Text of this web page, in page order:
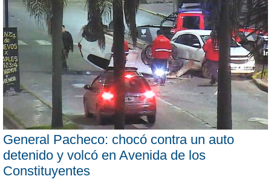
General Pacheco: chocó contra un auto
detenido y volcó en Avenida de los
Constituyentes